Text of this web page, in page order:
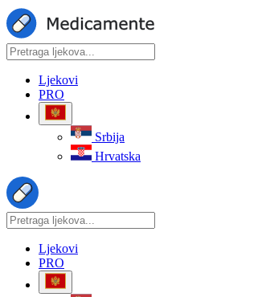
Ljekovi
PRO
Srbija
Hrvatska
Ljekovi
PRO